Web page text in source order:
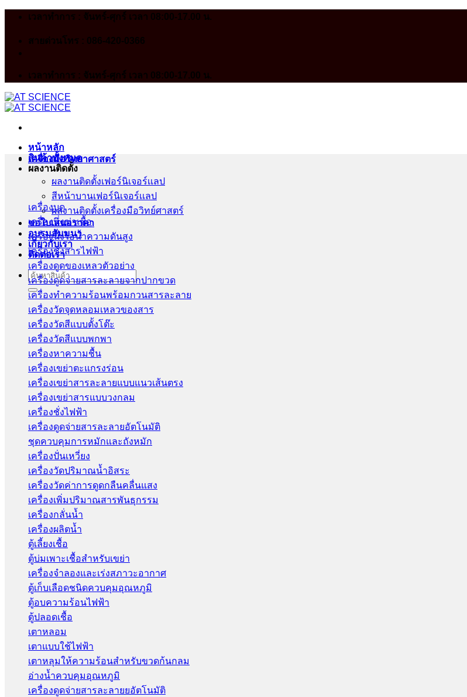
Skip
เวลาทำการ : จันทร์-ศุกร์ เวลา 08:00-17.00 น.
สายด่วนโทร : 086-420-0366
เวลาทำการ : จันทร์-ศุกร์ เวลา 08:00-17.00 น.
หน้าหลัก
สินค้าทั้งหมด
ผลงานติดตั้ง
ผลงานติดตั้งเฟอร์นิเจอร์เเลป
สีหน้าบานเฟอร์นิเจอร์เเลป
ผลงานติดตั้งเครื่องมือวิทย์ศาสตร์
ขอใบเสนอราคา
อบรมสัมมนา
เกี่ยวกับเรา
ติดต่อเรา
Search
for:
เครื่องมือวิทยาศาสตร์
เครื่องบด
เครื่องนึ่งฆ่าเชื้อ
เครื่องนึ่งไอน้ำความดันสูง
เครื่องชั่งสารไฟฟ้า
เครื่องดูดของเหลวตัวอย่าง
เครื่องดูดจ่ายสารละลายจากปากขวด
เครื่องทำความร้อนพร้อมกวนสารละลาย
เครื่องวัดจุดหลอมเหลวของสาร
เครื่องวัดสีแบบตั้งโต๊ะ
เครื่องวัดสีแบบพกพา
เครื่องหาความชื้น
เครื่องเขย่าตะแกรงร่อน
เครื่องเขย่าสารละลายแบบแนวเส้นตรง
เครื่องเขย่าสารแบบวงกลม
เครื่องชั่งไฟฟ้า
เครื่องดูดจ่ายสารละลายอัตโนมัติ
ชุดควบคุมการหมักและถังหมัก
เครื่องปั่นเหวี่ยง
เครื่องวัดปริมาณน้ำอิสระ
เครื่องวัดค่าการดูดกลืนคลื่นแสง
เครื่องเพิ่มปริมาณสารพันธุกรรม
เครื่องกลั่นน้ำ
เครื่องผลิตน้ำ
ตู้เลี้ยงเชื้อ
ตู้บ่มเพาะเชื้อสำหรับเขย่า
เครื่องจำลองและเร่งสภาวะอากาศ
ตู้เก็บเลือดชนิดควบคุมอุณหภูมิ
ตู้อบความร้อนไฟฟ้า
ตู้ปลอดเชื้อ
เตาหลอม
เตาแบบใช้ไฟฟ้า
เตาหลุมให้ความร้อนสำหรับขวดก้นกลม
อ่างน้ำควบคุมอุณหภูมิ
เครื่องดูดจ่ายสารละลายยอัตโนมัติ